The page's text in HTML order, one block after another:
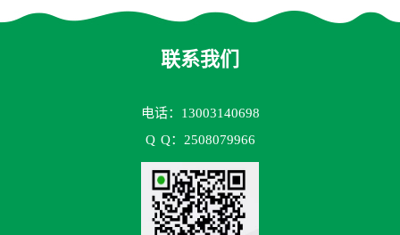
联系我们
电话：13003140698
Q Q：2508079966